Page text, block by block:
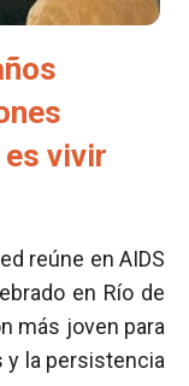
vivir
reúne en AIDS
en Río de
más joven para
y la persistencia